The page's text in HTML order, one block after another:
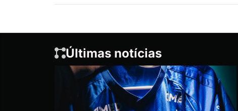
Últimas notícias